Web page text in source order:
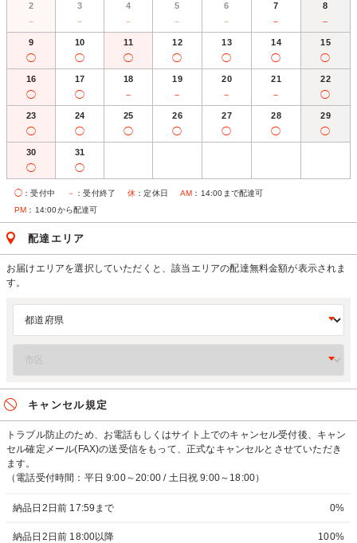
2
－
3
－
4
－
5
－
6
－
7
－
8
－
9
◯
10
◯
11
◯
12
◯
13
◯
14
◯
15
◯
16
◯
17
◯
18
－
19
－
20
－
21
－
22
◯
23
◯
24
◯
25
◯
26
◯
27
◯
28
◯
29
◯
30
◯
31
◯
◯ ：受付中 － ：受付終了 休 ：定休日 AM ：14:00まで配達可
PM ：14:00から配達可
配達エリア
お届けエリアを選択していただくと、該当エリアの配達無料金額が表示されま
す。
キャンセル規定
トラブル防止のため、お電話もしくはサイト上でのキャンセル受付後、キャン
セル確定メール(FAX)の送受信をもって、正式なキャンセルとさせていただき
ます。
（電話受付時間：平日 9:00～20:00 / 土日祝 9:00～18:00）
納品日2日前 17:59まで 0%
納品日2日前 18:00以降 100%